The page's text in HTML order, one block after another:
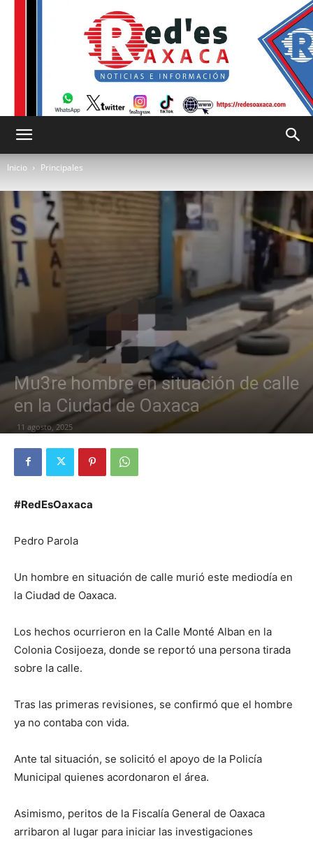
Oaxaca
Inicio Principales
Mu3re hombre en situación de calle
en la Ciudad de Oaxaca
11 agosto, 2025
#RedEsOaxaca
Pedro Parola
Un hombre en situación de calle murió este mediodía en
la Ciudad de Oaxaca.
Los hechos ocurrieron en la Calle Monté Alban en la
Colonia Cosijoeza, donde se reportó una persona tirada
sobre la calle.
Tras las primeras revisiones, se confirmó que el hombre
ya no contaba con vida.
Ante tal situación, se solicitó el apoyo de la Policía
Municipal quienes acordonaron el área.
Asimismo, peritos de la Fiscalía General de Oaxaca
arribaron al lugar para iniciar las investigaciones